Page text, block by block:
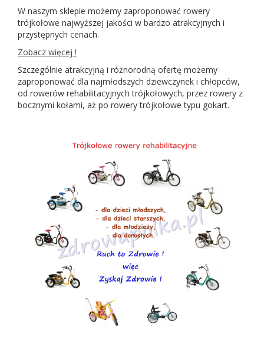
W naszym sklepie możemy zaproponować rowery
trójkołowe najwyższej jakości w bardzo atrakcyjnych i
przystępnych cenach.
Zobacz więcej !
Szczególnie atrakcyjną i różnorodną ofertę możemy
zaproponować dla najmłodszych dziewczynek i chłopców,
od rowerów rehabilitacyjnych trójkołowych, przez rowery z
bocznymi kołami, aż po rowery trójkołowe typu gokart.